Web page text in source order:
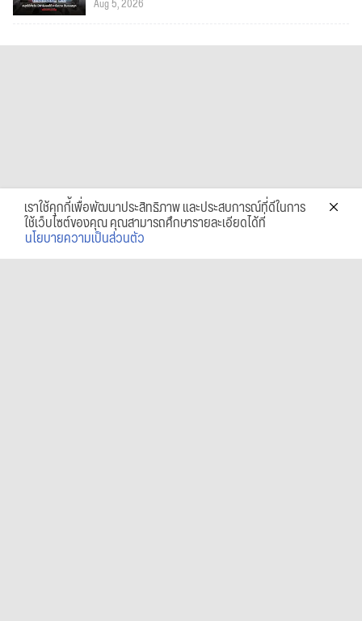
Aug 5, 2026
เราใช้คุกกี้เพื่อพัฒนาประสิทธิภาพ และประสบการณ์ที่ดีในการ
ใช้เว็บไซต์ของคุณ คุณสามารถศึกษารายละเอียดได้ที่
นโยบายความเป็นส่วนตัว